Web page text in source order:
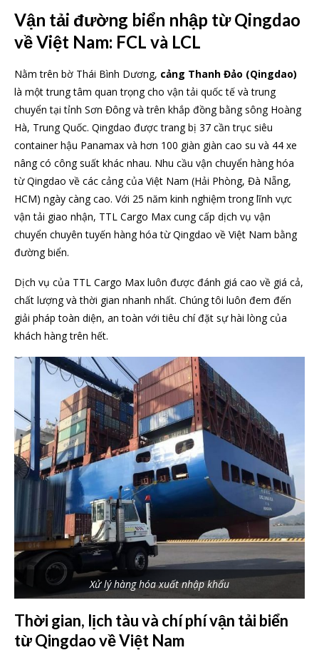
Vận tải đường biển nhập từ Qingdao
về Việt Nam: FCL và LCL
Nằm trên bờ Thái Bình Dương, cảng Thanh Đảo (Qingdao)
là một trung tâm quan trọng cho vận tải quốc tế và trung
chuyển tại tỉnh Sơn Đông và trên khắp đồng bằng sông Hoàng
Hà, Trung Quốc. Qingdao được trang bị 37 cần trục siêu
container hậu Panamax và hơn 100 giàn giàn cao su và 44 xe
nâng có công suất khác nhau. Nhu cầu vận chuyển hàng hóa
từ Qingdao về các cảng của Việt Nam (Hải Phòng, Đà Nẵng,
HCM) ngày càng cao. Với 25 năm kinh nghiệm trong lĩnh vực
vận tải giao nhận, TTL Cargo Max cung cấp dịch vụ vận
chuyển chuyên tuyến hàng hóa từ Qingdao về Việt Nam bằng
đường biển.
Dịch vụ của TTL Cargo Max luôn được đánh giá cao về giá cả,
chất lượng và thời gian nhanh nhất. Chúng tôi luôn đem đến
giải pháp toàn diện, an toàn với tiêu chí đặt sự hài lòng của
khách hàng trên hết.
Xử lý hàng hóa xuất nhập khẩu
Thời gian, lịch tàu và chí phí vận tải biển
từ Qingdao về Việt Nam